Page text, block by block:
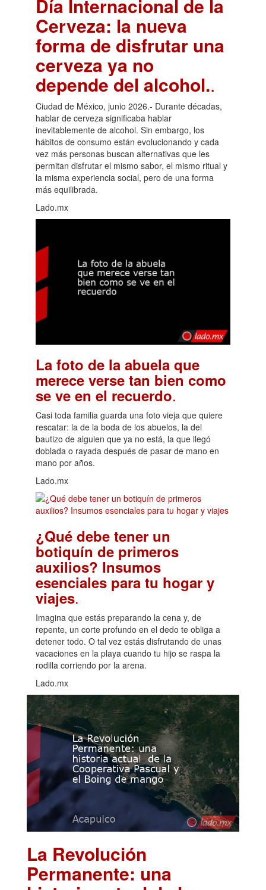
Día Internacional de la
Cerveza: la nueva
forma de disfrutar una
cerveza ya no
depende del alcohol..
Ciudad de México, junio 2026.- Durante décadas,
hablar de cerveza significaba hablar
inevitablemente de alcohol. Sin embargo, los
hábitos de consumo están evolucionando y cada
vez más personas buscan alternativas que les
permitan disfrutar el mismo sabor, el mismo ritual y
la misma experiencia social, pero de una forma
más equilibrada.
Lado.mx
La foto de la abuela que
merece verse tan bien como
se ve en el recuerdo.
Casi toda familia guarda una foto vieja que quiere
rescatar: la de la boda de los abuelos, la del
bautizo de alguien que ya no está, la que llegó
doblada o rayada después de pasar de mano en
mano por años.
Lado.mx
¿Qué debe tener un
botiquín de primeros
auxilios? Insumos
esenciales para tu hogar y
viajes.
Imagina que estás preparando la cena y, de
repente, un corte profundo en el dedo te obliga a
detener todo. O tal vez estás disfrutando de unas
vacaciones en la playa cuando tu hijo se raspa la
rodilla corriendo por la arena.
Lado.mx
La Revolución
Permanente: una